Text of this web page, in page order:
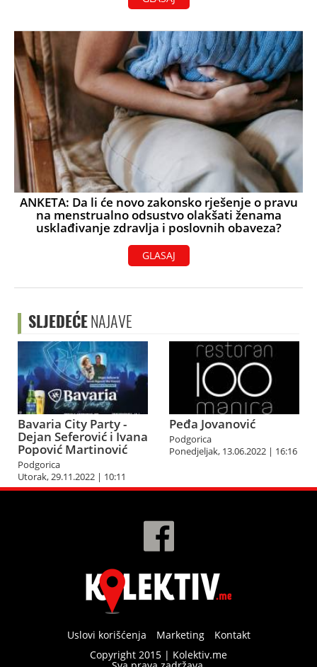
ANKETA: Da li će novo zakonsko rješenje o pravu
na menstrualno odsustvo olakšati ženama
usklađivanje zdravlja i poslovnih obaveza?
GLASAJ
SLJEDEĆENAJAVE
Bavaria City Party -
Dejan Seferović i Ivana
Popović Martinović
Podgorica
Utorak, 29.11.2022 | 10:11
Peđa Jovanović
Podgorica
Ponedjeljak, 13.06.2022 | 16:16
Uslovi korišćenja Marketing
Kontakt
Copyright 2015 | Kolektiv.me